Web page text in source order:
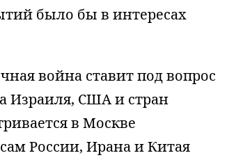
было бы в интересах
война ставит под вопрос
Израиля, США и стран
в Москве
России, Ирана и Китая